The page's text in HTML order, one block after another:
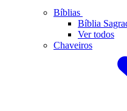
Bíblias
Bíblia
Ver todos
Chaveiros